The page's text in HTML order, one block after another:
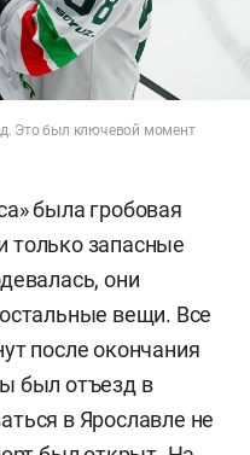
Это был ключевой момент
была гробовая
только запасные
они
вещи. Все
после окончания
был отъезд в
в Ярославле не